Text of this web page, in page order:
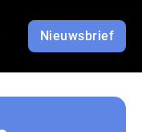
Nieuwsbrief